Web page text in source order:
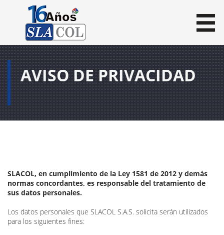
AVISO DE PRIVACIDAD
SLACOL, en cumplimiento de la Ley 1581 de 2012 y demás
normas concordantes, es responsable del tratamiento de
sus datos personales.
Los datos personales que SLACOL S.A.S. solicita serán utilizados
para los siguientes fines: